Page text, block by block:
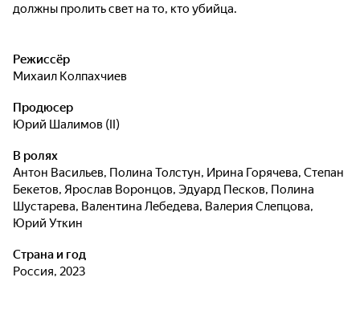
должны пролить свет на то, кто убийца.
Режиссёр
Михаил Колпахчиев
Продюсер
Юрий Шалимов (II)
В ролях
Антон Васильев, Полина Толстун, Ирина Горячева, Степан
Бекетов, Ярослав Воронцов, Эдуард Песков, Полина
Шустарева, Валентина Лебедева, Валерия Слепцова,
Юрий Уткин
Страна и год
Россия, 2023